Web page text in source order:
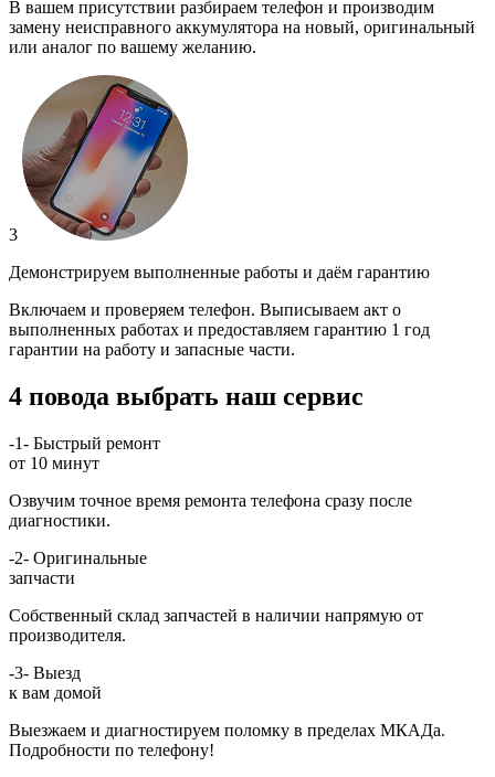
В вашем присутствии разбираем телефон и производим
замену неисправного аккумулятора на новый, оригинальный
или аналог по вашему желанию.
3
Демонстрируем выполненные работы и даём гарантию
Включаем и проверяем телефон. Выписываем акт о
выполненных работах и предоставляем гарантию 1 год
гарантии на работу и запасные части.
4 повода выбрать наш сервис
-1- Быстрый ремонт
от 10 минут
Озвучим точное время ремонта телефона сразу после
диагностики.
-2- Оригинальные
запчасти
Собственный склад запчастей в наличии напрямую от
производителя.
-3- Выезд
к вам домой
Выезжаем и диагностируем поломку в пределах МКАДа.
Подробности по телефону!